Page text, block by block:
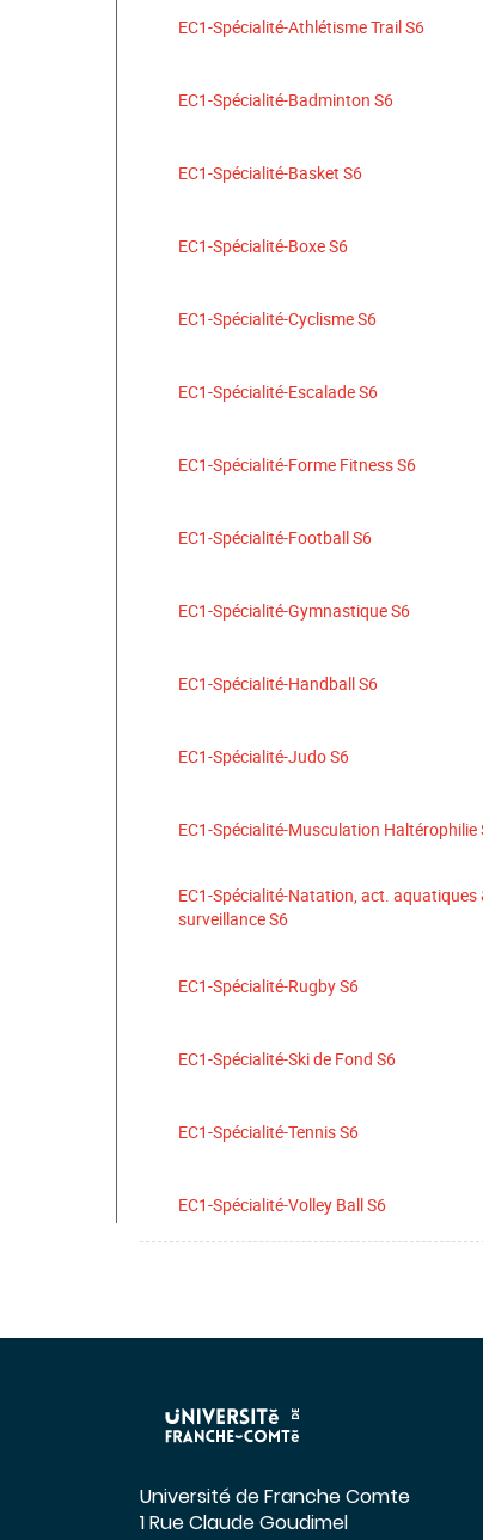
EC1-Spécialité-Athlétisme Trail S6
EC1-Spécialité-Badminton S6
EC1-Spécialité-Basket S6
EC1-Spécialité-Boxe S6
EC1-Spécialité-Cyclisme S6
EC1-Spécialité-Escalade S6
EC1-Spécialité-Forme Fitness S6
EC1-Spécialité-Football S6
EC1-Spécialité-Gymnastique S6
EC1-Spécialité-Handball S6
EC1-Spécialité-Judo S6
EC1-Spécialité-Musculation Haltérophilie
EC1-Spécialité-Natation, act. aquatiques
surveillance S6
EC1-Spécialité-Rugby S6
EC1-Spécialité-Ski de Fond S6
EC1-Spécialité-Tennis S6
EC1-Spécialité-Volley Ball S6
Université de Franche Comte
1 Rue Claude Goudimel